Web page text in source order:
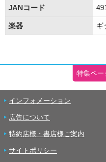
JANコード
楽器 ギ
特集ペー
インフォメーション
広告について
特約店様・書店様ご案内
サイトポリシー